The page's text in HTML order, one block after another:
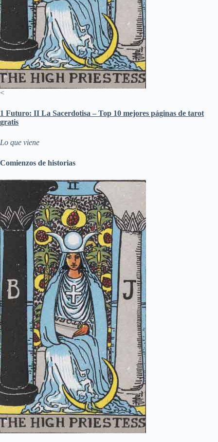
<
1 Futuro: II La Sacerdotisa – Top 10 mejores páginas de tarot
gratis
Lo que viene
Comienzos de historias